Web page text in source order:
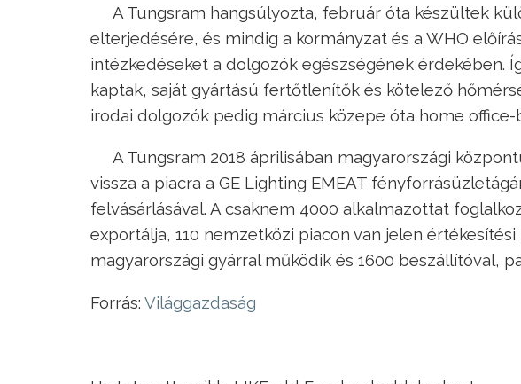
A Tungsram hangsúlyozta, február óta készültek
elterjedésére, és mindig a kormányzat és a WHO
intézkedéseket a dolgozók egészségének érdekében.
kaptak, saját gyártású fertőtlenítők és kötelező
irodai dolgozók pedig március közepe óta home office-
A Tungsram 2018 áprilisában magyarországi
vissza a piacra a GE Lighting EMEAT
felvásárlásával. A csaknem 4000 alkalmazottat
exportálja, 110 nemzetközi piacon van jelen
magyarországi gyárral működik és 1600 beszállítóval,
Forrás: Világgazdaság